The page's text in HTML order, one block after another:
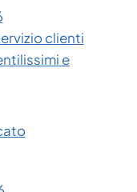
clienti
e